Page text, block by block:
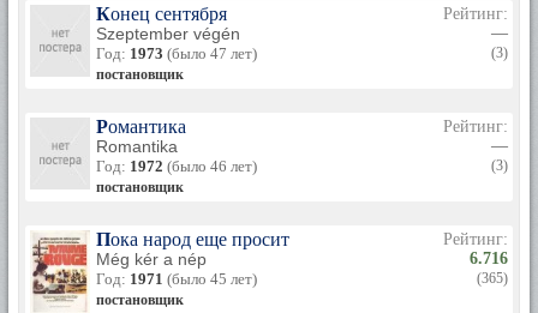
Конец сентября
Szeptember végén
Год: 1973 (было 47 лет)
постановщик
Рейтинг:
—
(3)
Романтика
Romantika
Год: 1972 (было 46 лет)
постановщик
Рейтинг:
—
(3)
Пока народ еще просит
Még kér a nép
Год: 1971 (было 45 лет)
постановщик
Рейтинг:
6.716
(365)